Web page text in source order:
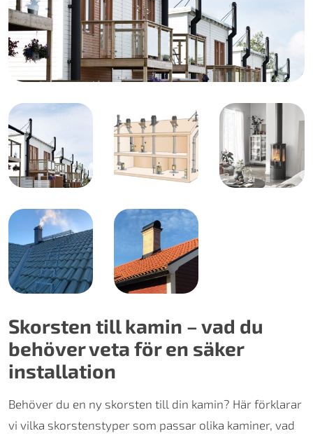
Skorsten till kamin – vad du
behöver veta för en säker
installation
Behöver du en ny skorsten till din kamin? Här förklarar
vi vilka skorstenstyper som passar olika kaminer, vad